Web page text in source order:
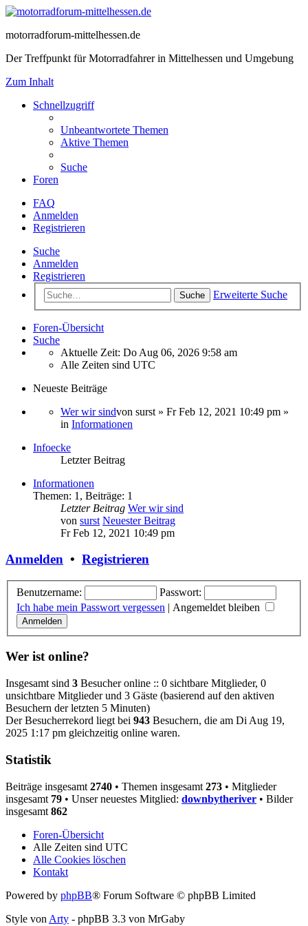
motorradforum-mittelhessen.de
Der Treffpunkt für Motorradfahrer in Mittelhessen und Umgebung
Zum Inhalt
Schnellzugriff
Unbeantwortete Themen
Aktive Themen
Suche
Foren
FAQ
Anmelden
Registrieren
Suche
Anmelden
Registrieren
Suche Erweiterte Suche
Foren-Übersicht
Suche
Aktuelle Zeit: Do Aug 06, 2026 9:58 am
Alle Zeiten sind UTC
Neueste Beiträge
Wer wir sindvon surst » Fr Feb 12, 2021 10:49 pm »
in Informationen
Infoecke
Letzter Beitrag
Informationen
Themen: 1 , Beiträge: 1
Letzter Beitrag Wer wir sind
von surst Neuester Beitrag
Fr Feb 12, 2021 10:49 pm
Anmelden • Registrieren
Benutzername:
Passwort:
Ich habe mein Passwort vergessen | Angemeldet bleiben
Wer ist online?
Insgesamt sind 3 Besucher online :: 0 sichtbare Mitglieder, 0
unsichtbare Mitglieder und 3 Gäste (basierend auf den aktiven
Besuchern der letzten 5 Minuten)
Der Besucherrekord liegt bei 943 Besuchern, die am Di Aug 19,
2025 1:17 pm gleichzeitig online waren.
Statistik
Beiträge insgesamt 2740 • Themen insgesamt 273 • Mitglieder
insgesamt 79 • Unser neuestes Mitglied: downbytheriver • Bilder
insgesamt 862
Foren-Übersicht
Alle Zeiten sind UTC
Alle Cookies löschen
Kontakt
Powered by phpBB® Forum Software © phpBB Limited
Style von Arty - phpBB 3.3 von MrGaby